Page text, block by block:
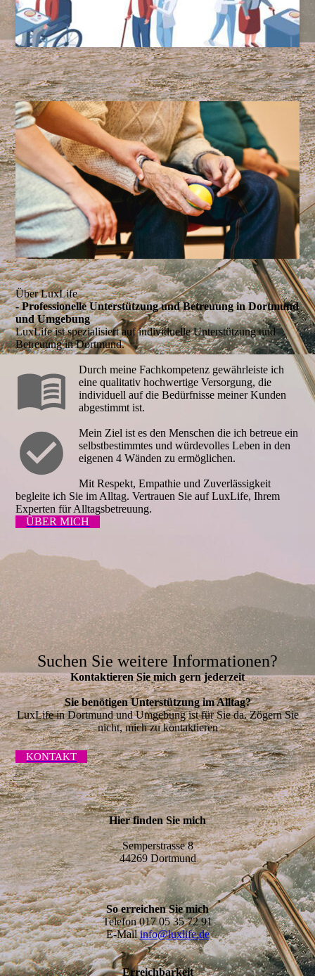
Über LuxLife
- Professionelle Unterstützung und Betreuung in Dortmund
und Umgebung
LuxLife ist spezialisiert auf individuelle Unterstützung und
Betreuung in Dortmund.
Durch meine Fachkompetenz gewährleiste ich
eine qualitativ hochwertige Versorgung, die
individuell auf die Bedürfnisse meiner Kunden
abgestimmt ist.
Mein Ziel ist es den Menschen die ich betreue ein
selbstbestimmtes und würdevolles Leben in den
eigenen 4 Wänden zu ermöglichen.
Mit Respekt, Empathie und Zuverlässigkeit
begleite ich Sie im Alltag.Vertrauen Sie auf LuxLife, Ihrem
Experten für Alltagsbetreuung.
ÜBER MICH
Suchen Sie weitere Informationen?
Kontaktieren Sie mich gern jederzeit
Sie benötigen Unterstützung im Alltag?
LuxLife in Dortmund und Umgebung ist für Sie da. Zögern Sie
nicht, mich zu kontaktieren
KONTAKT
Hier finden Sie mich
Semperstrasse 8
44269 Dortmund
So erreichen Sie mich
Telefon 017 05 35 72 91
E-Mailinfo@luxlife.de
Erreichbarkeit